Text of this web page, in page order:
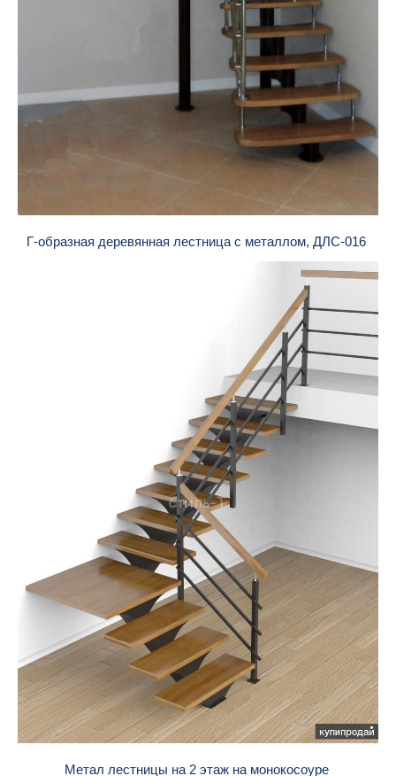
Г-образная деревянная лестница с металлом, ДЛС-016
Метал лестницы на 2 этаж на монокосоуре